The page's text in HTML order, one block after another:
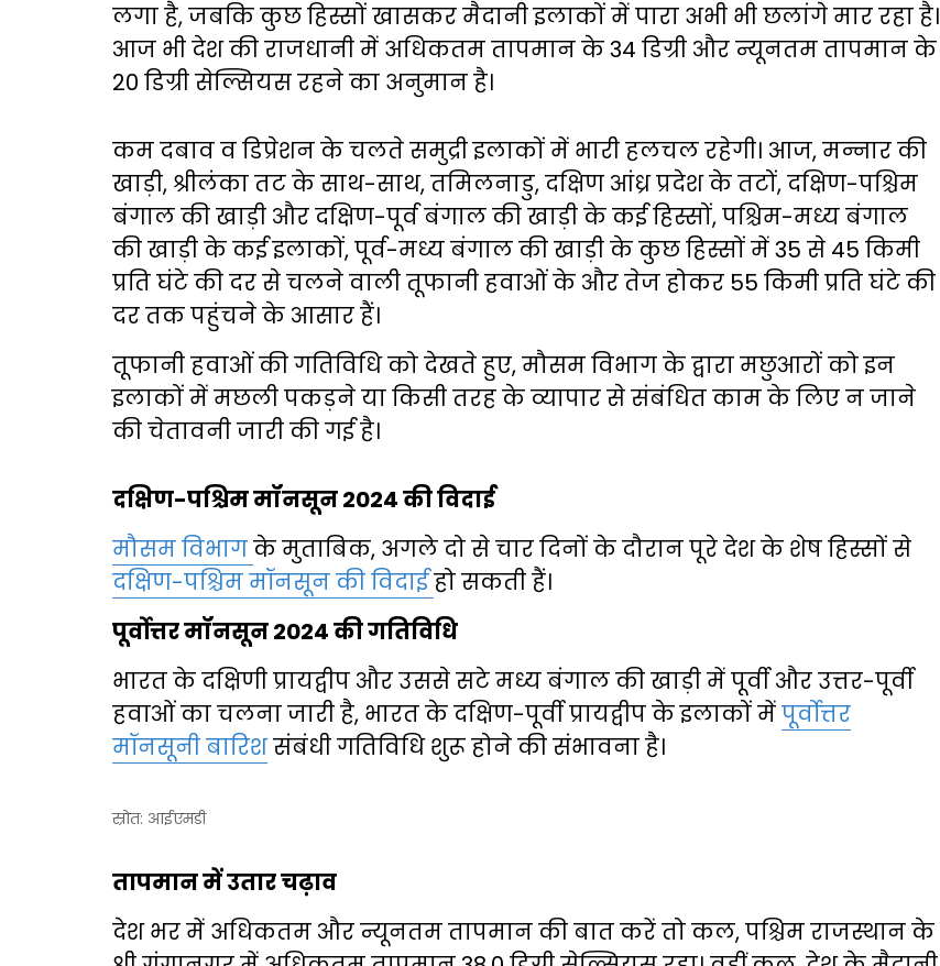
लगा है, जबकि कुछ हिस्सों खासकर मैदानी इलाकों में पारा अभी भी छलांगे मार रहा है।
आज भी देश की राजधानी में अधिकतम तापमान के 34 डिग्री और न्यूनतम तापमान के
20 डिग्री सेल्सियस रहने का अनुमान है।
कम दबाव व डिप्रेशन के चलते समुद्री इलाकों में भारी हलचल रहेगी। आज, मन्नार की
खाड़ी, श्रीलंका तट के साथ-साथ, तमिलनाडु, दक्षिण आंध्र प्रदेश के तटों, दक्षिण-पश्चिम
बंगाल की खाड़ी और दक्षिण-पूर्व बंगाल की खाड़ी के कई हिस्सों, पश्चिम-मध्य बंगाल
की खाड़ी के कई इलाकों, पूर्व-मध्य बंगाल की खाड़ी के कुछ हिस्सों में 35 से 45 किमी
प्रति घंटे की दर से चलने वाली तूफानी हवाओं के और तेज होकर 55 किमी प्रति घंटे की
दर तक पहुंचने के आसार हैं।
तूफानी हवाओं की गतिविधि को देखते हुए, मौसम विभाग के द्वारा मछुआरों को इन
इलाकों में मछली पकड़ने या किसी तरह के व्यापार से संबंधित काम के लिए न जाने
की चेतावनी जारी की गई है।
दक्षिण-पश्चिम मॉनसून 2024 की विदाई
मौसम विभागके मुताबिक, अगले दो से चार दिनों के दौरान पूरे देश के शेष हिस्सों से
दक्षिण-पश्चिम मॉनसून की विदाईहो सकती हैं।
पूर्वोत्तर मॉनसून 2024 की गतिविधि
भारत के दक्षिणी प्रायद्वीप और उससे सटे मध्य बंगाल की खाड़ी में पूर्वी और उत्तर-पूर्वी
हवाओं का चलना जारी है, भारत के दक्षिण-पूर्वी प्रायद्वीप के इलाकों मेंपूर्वोत्तर
मॉनसूनी बारिशसंबंधी गतिविधि शुरू होने की संभावना है।
स्रोत: आईएमडी
तापमान में उतार चढ़ाव
देश भर में अधिकतम और न्यूनतम तापमान की बात करें तो कल, पश्चिम राजस्थान के